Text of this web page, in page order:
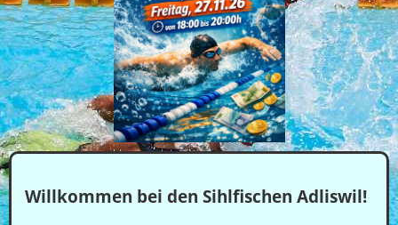
Willkommen bei den Sihlfischen Adliswil!